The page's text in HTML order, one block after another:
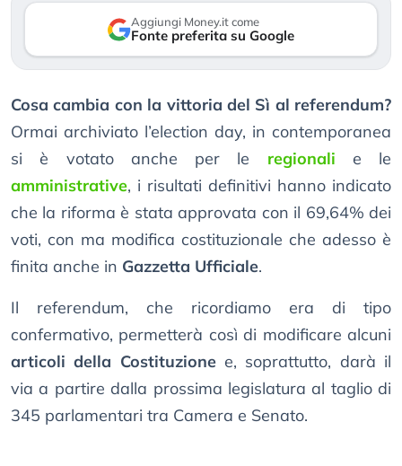
Aggiungi Money.it come
Fonte preferita su Google
Cosa cambia con la vittoria del Sì al referendum?
Ormai archiviato l’election day, in contemporanea
si è votato anche per le regionali e le
amministrative, i risultati definitivi hanno indicato
che la riforma è stata approvata con il 69,64% dei
voti, con ma modifica costituzionale che adesso è
finita anche in Gazzetta Ufficiale.
Il referendum, che ricordiamo era di tipo
confermativo, permetterà così di modificare alcuni
articoli della Costituzionee, soprattutto, darà il
via a partire dalla prossima legislatura al taglio di
345 parlamentari tra Camera e Senato.